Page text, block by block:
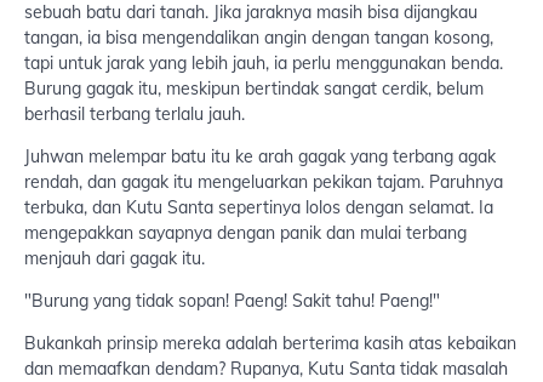
sebuah batu dari tanah. Jika jaraknya masih bisa dijangkau
tangan, ia bisa mengendalikan angin dengan tangan kosong,
tapi untuk jarak yang lebih jauh, ia perlu menggunakan benda.
Burung gagak itu, meskipun bertindak sangat cerdik, belum
berhasil terbang terlalu jauh.
Juhwan melempar batu itu ke arah gagak yang terbang agak
rendah, dan gagak itu mengeluarkan pekikan tajam. Paruhnya
terbuka, dan Kutu Santa sepertinya lolos dengan selamat. Ia
mengepakkan sayapnya dengan panik dan mulai terbang
menjauh dari gagak itu.
"Burung yang tidak sopan! Paeng! Sakit tahu! Paeng!"
Bukankah prinsip mereka adalah berterima kasih atas kebaikan
dan memaafkan dendam? Rupanya, Kutu Santa tidak masalah